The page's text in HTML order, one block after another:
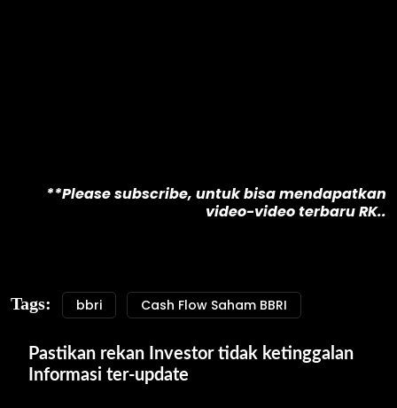
**Please subscribe, untuk bisa mendapatkan
video-video terbaru RK..
Tags: bbri Cash Flow Saham BBRI
Pastikan rekan Investor tidak ketinggalan
Informasi ter-update